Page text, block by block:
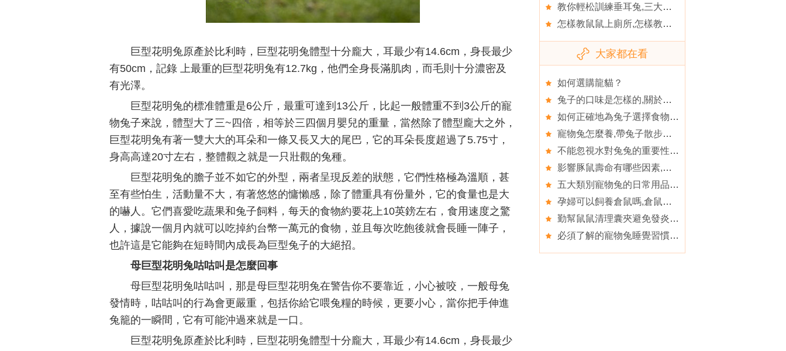
巨型花明兔原產於比利時，巨型花明兔體型十分龐大，耳最少有14.6cm，身長最少
有50cm，記錄 上最重的巨型花明兔有12.7kg，他們全身長滿肌肉，而毛則十分濃密及
有光澤。
巨型花明兔的標准體重是6公斤，最重可達到13公斤，比起一般體重不到3公斤的寵
物兔子來說，體型大了三~四倍，相等於三四個月嬰兒的重量，當然除了體型龐大之外，
巨型花明兔有著一雙大大的耳朵和一條又長又大的尾巴，它的耳朵長度超過了5.75寸，
身高高達20寸左右，整體觀之就是一只壯觀的兔種。
巨型花明兔的膽子並不如它的外型，兩者呈現反差的狀態，它們性格極為溫順，甚
至有些怕生，活動量不大，有著悠悠的慵懶感，除了體重具有份量外，它的食量也是大
的嚇人。它們喜愛吃蔬果和兔子飼料，每天的食物約要花上10英鎊左右，食用速度之驚
人，據說一個月內就可以吃掉約台幣一萬元的食物，並且每次吃飽後就會長睡一陣子，
也許這是它能夠在短時間內成長為巨型兔子的大絕招。
母巨型花明兔咕咕叫是怎麼回事
母巨型花明兔咕咕叫，那是母巨型花明兔在警告你不要靠近，小心被咬，一般母兔
發情時，咕咕叫的行為會更嚴重，包括你給它喂兔糧的時候，更要小心，當你把手伸進
兔籠的一瞬間，它有可能沖過來就是一口。
巨型花明兔原產於比利時，巨型花明兔體型十分龐大，耳最少有14.6cm，身長最少
教你輕松訓練垂耳兔,三大方法教你正確養垂耳兔
怎樣教鼠鼠上廁所,怎樣教鼠鼠上廁所要有技巧
大家都在看
如何選購龍貓？
兔子的口味是怎樣的,關於兔子的有用小妙方
如何正確地為兔子選擇食物,怎麼改善兔子不吃兔糧
寵物兔怎麼養,帶兔子散步要注意什麼呢
不能忽視水對兔兔的重要性,兔兔也需要剃毛嗎
影響豚鼠壽命有哪些因素,豚鼠多長時間能交配
五大類別寵物兔的日常用品,為寵物兔兔打造舒適的環境
孕婦可以飼養倉鼠嗎,倉鼠凍傷該怎麼護理
勤幫鼠鼠清理囊夾避免發炎,倉鼠
必須了解的寵物兔睡覺習慣,兔子